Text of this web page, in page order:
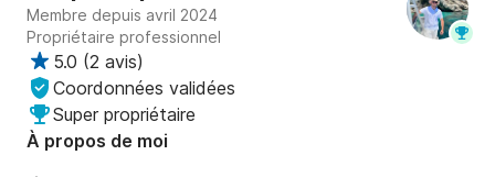
Membre depuis avril 2024
Propriétaire professionnel
5.0 (2 avis)
Coordonnées validées
Super propriétaire
À propos de moi